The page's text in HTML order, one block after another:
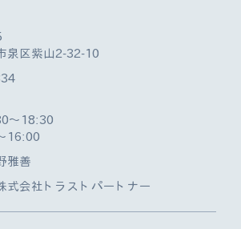
泉区紫山2-32-10
～18:30
16:00
雅善
会社トラストパートナー